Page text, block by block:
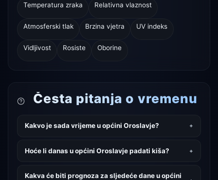
Temperatura zraka Relativna vlaznost
Atmosferski tlak Brzina vjetra UV indeks
Vidljivost Rosiste Oborine
Česta pitanja o vremenu
Kakvo je sada vrijeme u općini Oroslavje?
Hoće li danas u općini Oroslavje padati kiša?
Kakva će biti prognoza za sljedeće dane u općini